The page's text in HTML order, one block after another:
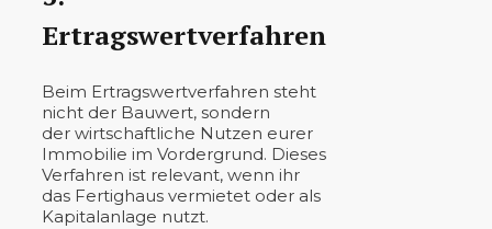
Ertragswertverfahren
Beim Ertragswertverfahren steht
nicht der Bauwert, sondern
der wirtschaftliche Nutzen eurer
Immobilie im Vordergrund. Dieses
Verfahren ist relevant, wenn ihr
das Fertighaus vermietet oder als
Kapitalanlage nutzt.